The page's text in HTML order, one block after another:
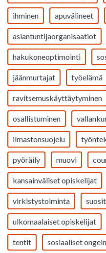
ihminen apuvälineet
asiantuntijaorganisaatiot
hakukoneoptimointi
jäänmurtajat työelämä
ravitsemuskäyttäytyminen
osallistuminen
ilmastonsuojelu
pyöräily muovi
kansainväliset opiskelijat
virkistystoiminta
ulkomaalaiset opiskelijat
tentit sosiaaliset